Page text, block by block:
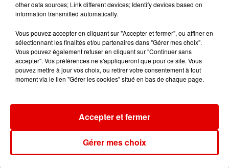
AUTO-ÉCOLE BOIS FORTANT
other data sources; Link different devices; Identify devices based on
information transmitted automatically.
Vous pouvez accepter en cliquant sur "Accepter et fermer", ou affiner en
sélectionnant les finalités et/ou partenaires dans "Gérer mes choix".
Vous pouvez également refuser en cliquant sur "Continuer sans
accepter". Vos préférences ne s'appliqueront que pour ce site. Vous
pouvez mettre à jour vos choix, ou retirer votre consentement à tout
moment via le lien "Gérer les cookies" situé en bas de chaque page.
Gérer mes choix
Accepter et fermer